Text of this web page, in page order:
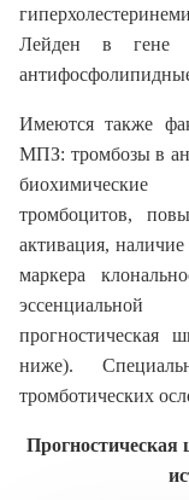
Лейден в гене
Имеются также
МПЗ: тромбозы в
тромбоцитов,
активация,
маркера
прогностическая
ниже).
тромботических
Прогностическая